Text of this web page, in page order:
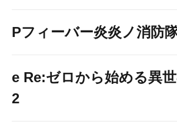
Pフィーバー炎炎ノ消防
e Re:ゼロから始める異
2